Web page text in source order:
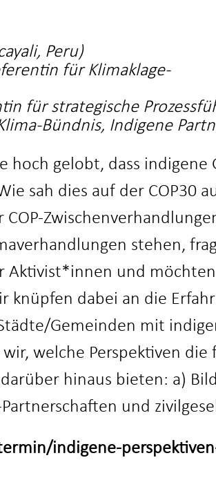
Peru)
für Klimaklage-
für strategische
Bündnis, Indigene
hoch gelobt, dass
sah dies auf der COP30
stehen,
Aktivist*innen und
knüpfen dabei an die
Gemeinden mit
welche Perspektiven
hinaus bieten: a)
und
indigene-